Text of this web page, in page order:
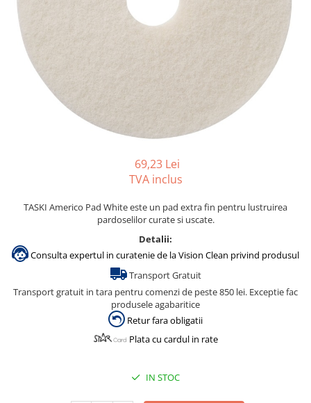
Gama de cosmetice hoteliere
Salvatore Ferragamo
Gama de cosmetice hoteliere Sense
Papuci hotel
69,23 Lei
TVA inclus
TASKI Americo Pad White este un pad extra fin pentru lustruirea
pardoselilor curate si uscate.
Detalii:
Consulta expertul in curatenie de la Vision Clean privind produsul
Transport Gratuit
Transport gratuit in tara pentru comenzi de peste 850 lei. Exceptie fac
produsele agabaritice
Retur fara obligatii
Plata cu cardul in rate
IN STOC